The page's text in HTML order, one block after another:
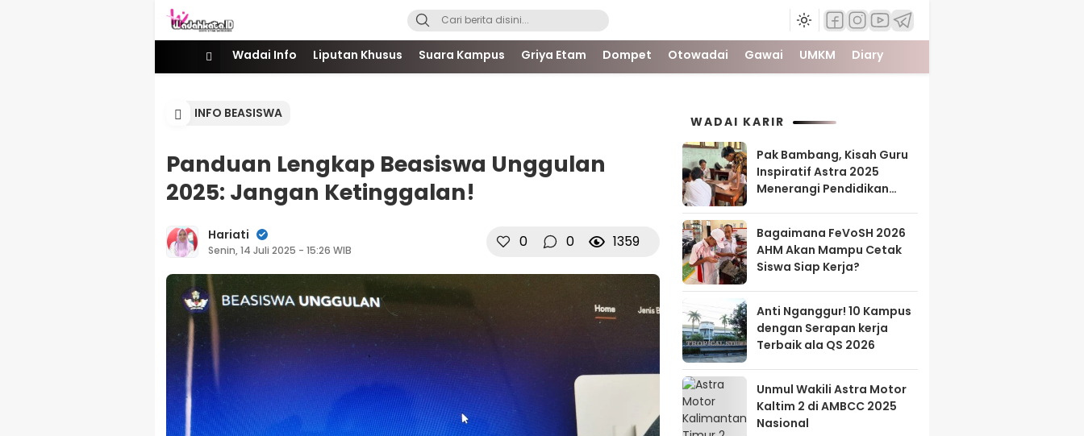
Gaya Etam Bersuara
Wadai Info Liputan Khusus Suara Kampus Griya Etam Dompet Otowadai Gawai UMKM Diary
INFO BEASISWA
Panduan Lengkap Beasiswa Unggulan
2025: Jangan Ketinggalan!
Hariati
Senin, 14 Juli 2025 - 15:26 WIB 0 0 1359
WADAI KARIR
Pak Bambang, Kisah Guru
Inspiratif Astra 2025
Menerangi Pendidikan
Bagaimana FeVoSH 2026
AHM Akan Mampu Cetak
Siswa Siap Kerja?
Anti Nganggur! 10 Kampus
dengan Serapan kerja
Terbaik ala QS 2026
Unmul Wakili Astra Motor
Kaltim 2 di AMBCC 2025
Nasional